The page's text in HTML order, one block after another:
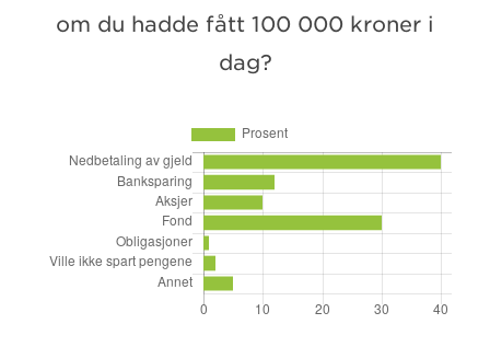
om du hadde fått 100 000 kroner i
dag?